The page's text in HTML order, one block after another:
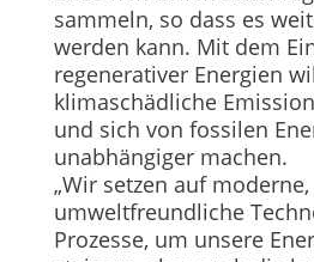
sammeln, so dass es
werden kann. Mit dem
regenerativer Energien
klimaschädliche
und sich von fossilen
unabhängiger machen.
„Wir setzen auf moderne,
umweltfreundliche
Prozesse, um unsere